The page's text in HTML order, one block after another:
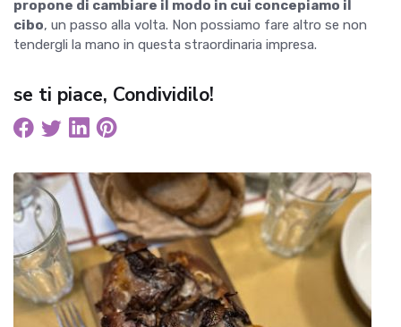
propone di cambiare il modo in cui concepiamo il
cibo, un passo alla volta. Non possiamo fare altro se non
tendergli la mano in questa straordinaria impresa.
se ti piace, Condividilo!